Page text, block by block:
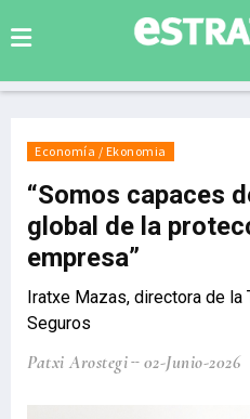
Economía / Ekonomia
“Somos capaces
global de la
empresa”
Iratxe Mazas, directora de la
Seguros
Patxi Arostegi 02-Junio-2026